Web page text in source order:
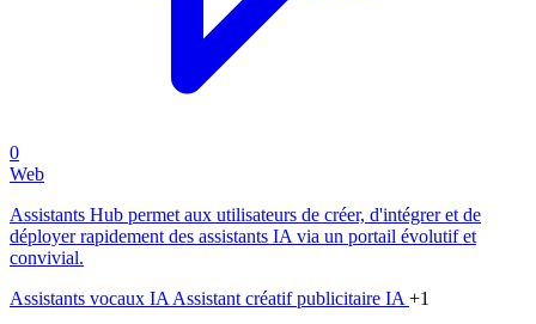
0
Web
Assistants Hub permet aux utilisateurs de créer, d'intégrer et de
déployer rapidement des assistants IA via un portail évolutif et
convivial.
Assistants vocaux IA Assistant créatif publicitaire IA +1